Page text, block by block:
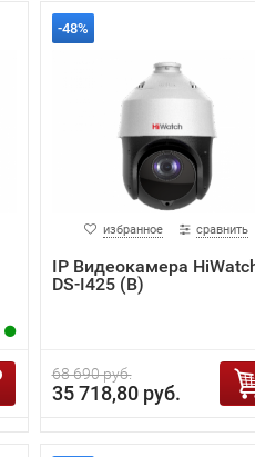
-48%
избранное сравнить
IP Видеокамера
DS-I425 (B)
68 690 руб.
35 718,80 руб.